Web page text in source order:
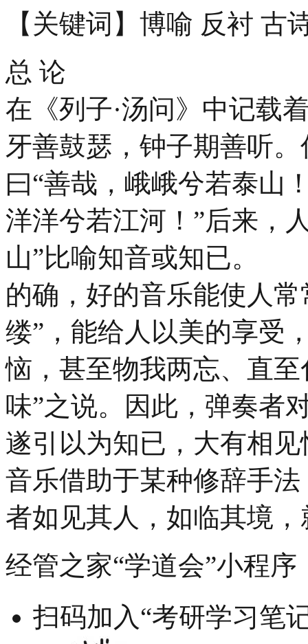
【关键词】博喻 反衬 古
总 论
在《列子·汤问》中记载
牙善鼓瑟，钟子期善听
曰“善哉，峨峨兮若泰山
洋洋兮若江河！”后来，
山”比喻知音或知已。
的确，好的音乐能使人
缕”，能给人以美的享受
恼，甚至物我两忘、直
味”之说。因此，弹奏者
遂引以为知已，大有相
音乐借助于某种修辞手
者如见其人，如临其境
经管之家“学道会”小程序
扫码加入“考研学习笔